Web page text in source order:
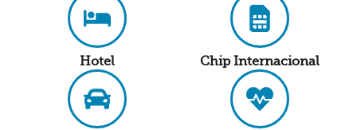
Hotel Chip Internacional